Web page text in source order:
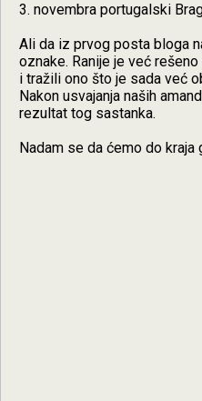
3. novembra portugalski
Ali da iz prvog posta bloga
oznake. Ranije je već
i tražili ono što je sada već
Nakon usvajanja naših
rezultat tog sastanka.
Nadam se da ćemo do